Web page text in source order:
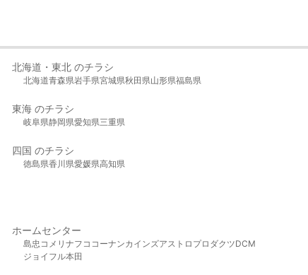
北海道・東北 のチラシ
北海道青森県岩手県宮城県秋田県山形県福島県
東海 のチラシ
岐阜県静岡県愛知県三重県
四国 のチラシ
徳島県香川県愛媛県高知県
ホームセンター
島忠 コメリ ナフコ コーナンカインズアストロプロダクツDCM
ジョイフル本田